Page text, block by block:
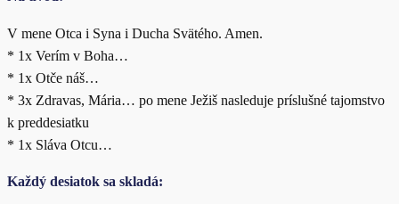
V mene Otca i Syna i Ducha Svätého. Amen.
* 1x Verím v Boha…
* 1x Otče náš…
* 3x Zdravas, Mária… po mene Ježiš nasleduje príslušné tajomstvo
k preddesiatku
* 1x Sláva Otcu…
Každý desiatok sa skladá: